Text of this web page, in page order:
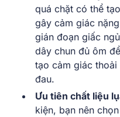
quá chặt có thể
gây cảm giác
gián đoạn giấc
dây chun đủ ôm
tạo cảm giác
đau.
Ưu tiên chất liệu
kiện, bạn nên